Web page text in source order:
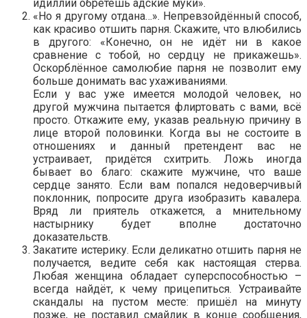
идиллии обретёшь адские муки».
«Но я другому отдана…». Непревзойдённый способ,
как красиво отшить парня. Скажите, что влюбились
в другого: «Конечно, он не идёт ни в какое
сравнение с тобой, но сердцу не прикажешь».
Оскорблённое самолюбие парня не позволит ему
больше донимать вас ухаживаниями.
Если у вас уже имеется молодой человек, но
другой мужчина пытается флиртовать с вами, всё
просто. Откажите ему, указав реальную причину в
лице второй половинки. Когда вы не состоите в
отношениях и данный претендент вас не
устраивает, придётся схитрить. Ложь иногда
бывает во благо: скажите мужчине, что ваше
сердце занято. Если вам попался недоверчивый
поклонник, попросите друга изобразить кавалера.
Вряд ли приятель откажется, а мнительному
настырнику будет вполне достаточно
доказательств.
Закатите истерику. Если деликатно отшить парня не
получается, ведите себя как настоящая стерва.
Любая женщина обладает суперспособностью –
всегда найдёт, к чему прицепиться. Устраивайте
скандалы на пустом месте: пришёл на минуту
позже, не поставил смайлик в конце сообщения,